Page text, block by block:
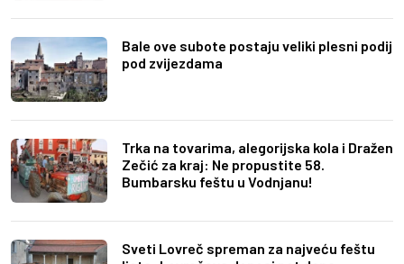
Bale ove subote postaju veliki plesni podij
pod zvijezdama
Trka na tovarima, alegorijska kola i Dražen
Zečić za kraj: Ne propustite 58.
Bumbarsku feštu u Vodnjanu!
Sveti Lovreč spreman za najveću feštu